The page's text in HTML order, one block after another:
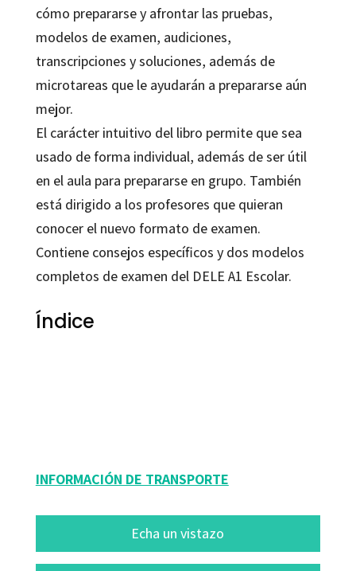
cómo prepararse y afrontar las pruebas,
modelos de examen, audiciones,
transcripciones y soluciones, además de
microtareas que le ayudarán a prepararse aún
mejor.
El carácter intuitivo del libro permite que sea
usado de forma individual, además de ser útil
en el aula para prepararse en grupo. También
está dirigido a los profesores que quieran
conocer el nuevo formato de examen.
Contiene consejos específicos y dos modelos
completos de examen del DELE A1 Escolar.
Índice
INFORMACIÓN DE TRANSPORTE
Echa un vistazo